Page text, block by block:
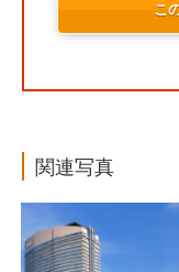
こ
関連写真